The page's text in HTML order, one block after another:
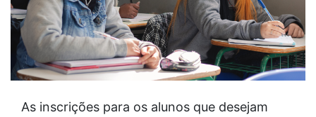
As inscrições para os alunos que desejam